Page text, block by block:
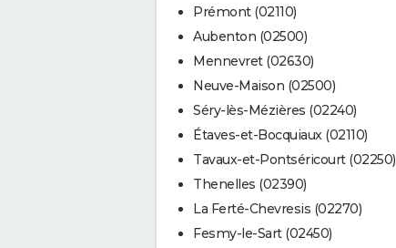
Prémont (02110)
Aubenton (02500)
Mennevret (02630)
Neuve-Maison (02500)
Séry-lès-Mézières (02240)
Étaves-et-Bocquiaux (02110)
Tavaux-et-Pontséricourt (02250)
Thenelles (02390)
La Ferté-Chevresis (02270)
Fesmy-le-Sart (02450)